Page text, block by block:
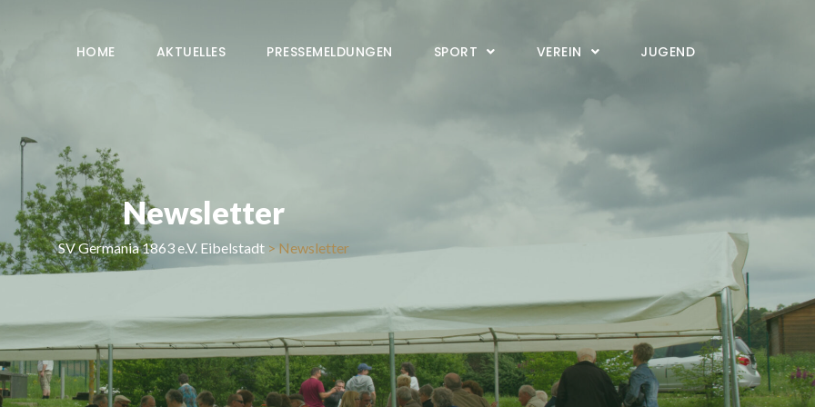
HOME AKTUELLES PRESSEMELDUNGEN SPORT VEREIN JUGEND
Newsletter
SV Germania 1863 e.V. Eibelstadt > Newsletter